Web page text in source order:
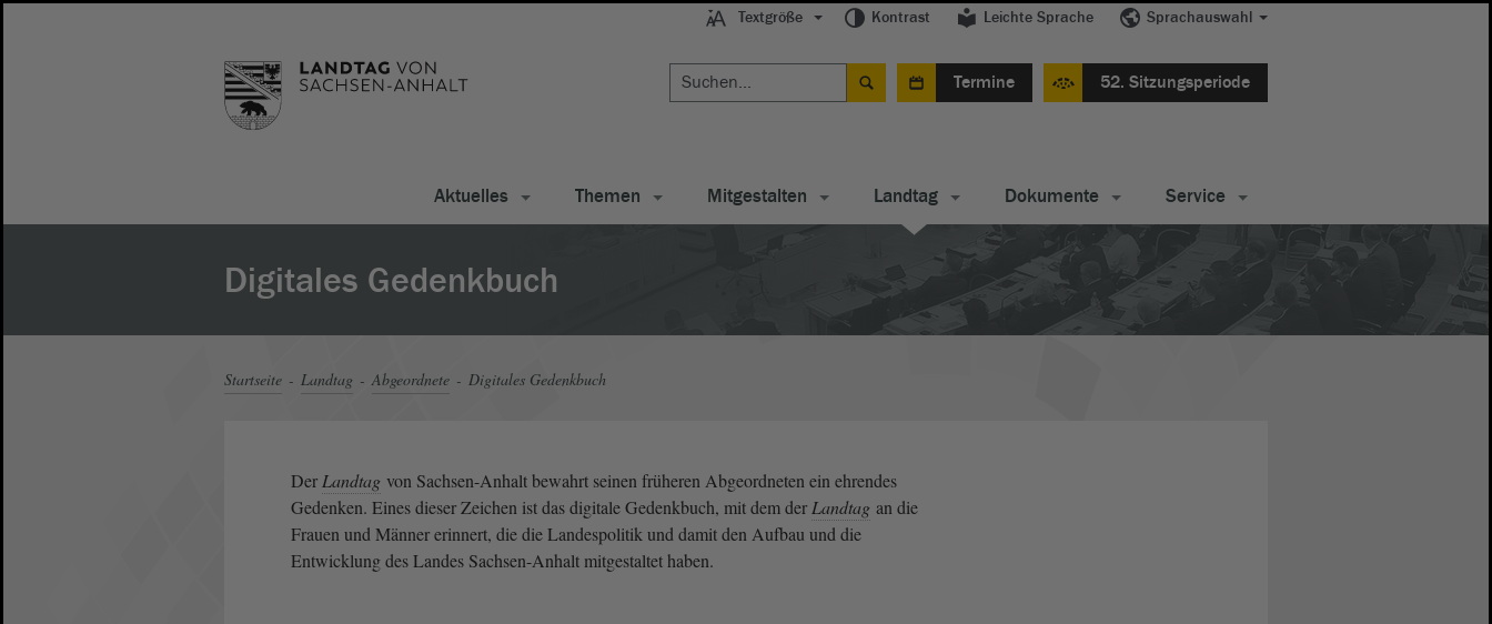
Textgröße Kontrast Leichte Sprache Sprachauswahl
Termine 52. Sitzungsperiode
Aktuelles Themen Mitgestalten Landtag Dokumente Service
Digitales Gedenkbuch
Startseite Landtag Abgeordnete Digitales Gedenkbuch
Der Landtag von Sachsen-Anhalt bewahrt seinen früheren Abgeordneten ein ehrendes
Gedenken. Eines dieser Zeichen ist das digitale Gedenkbuch, mit dem der Landtag an die
Frauen und Männer erinnert, die die Landespolitik und damit den Aufbau und die
Entwicklung des Landes Sachsen-Anhalt mitgestaltet haben.